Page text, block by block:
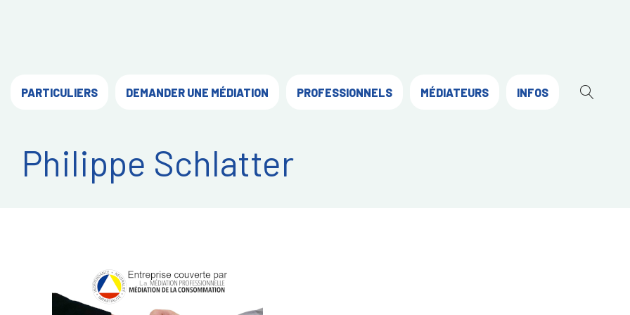
PARTICULIERS DEMANDER UNE MÉDIATION PROFESSIONNELS MÉDIATEURS INFOS
Philippe Schlatter